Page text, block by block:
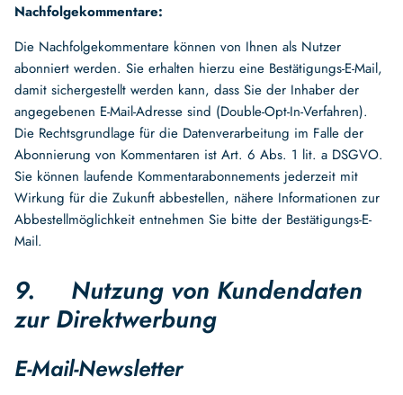
Nachfolgekommentare:
Die Nachfolgekommentare können von Ihnen als Nutzer
abonniert werden. Sie erhalten hierzu eine Bestätigungs-E-Mail,
damit sichergestellt werden kann, dass Sie der Inhaber der
angegebenen E-Mail-Adresse sind (Double-Opt-In-Verfahren).
Die Rechtsgrundlage für die Datenverarbeitung im Falle der
Abonnierung von Kommentaren ist Art. 6 Abs. 1 lit. a DSGVO.
Sie können laufende Kommentarabonnements jederzeit mit
Wirkung für die Zukunft abbestellen, nähere Informationen zur
Abbestellmöglichkeit entnehmen Sie bitte der Bestätigungs-E-
Mail.
9. Nutzung von Kundendaten
zur Direktwerbung
E-Mail-Newsletter